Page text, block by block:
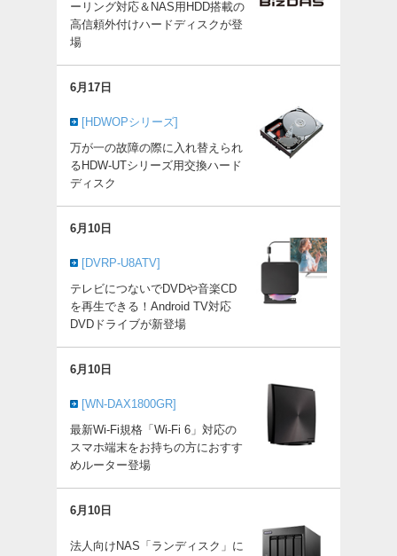
ーリング対応＆NAS用HDD搭載の
高信頼外付けハードディスクが登
場
6月17日
[HDWOPシリーズ]
万が一の故障の際に入れ替えられ
るHDW-UTシリーズ用交換ハード
ディスク
6月10日
[DVRP-U8ATV]
テレビにつないでDVDや音楽CD
を再生できる！Android TV対応
DVDドライブが新登場
6月10日
[WN-DAX1800GR]
最新Wi-Fi規格「Wi-Fi 6」対応の
スマホ端末をお持ちの方におすす
めルーター登場
6月10日
法人向けNAS「ランディスク」に